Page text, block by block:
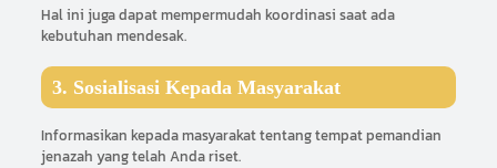
Hal ini juga dapat mempermudah koordinasi saat ada
kebutuhan mendesak.
3. Sosialisasi Kepada Masyarakat
Informasikan kepada masyarakat tentang tempat pemandian
jenazah yang telah Anda riset.